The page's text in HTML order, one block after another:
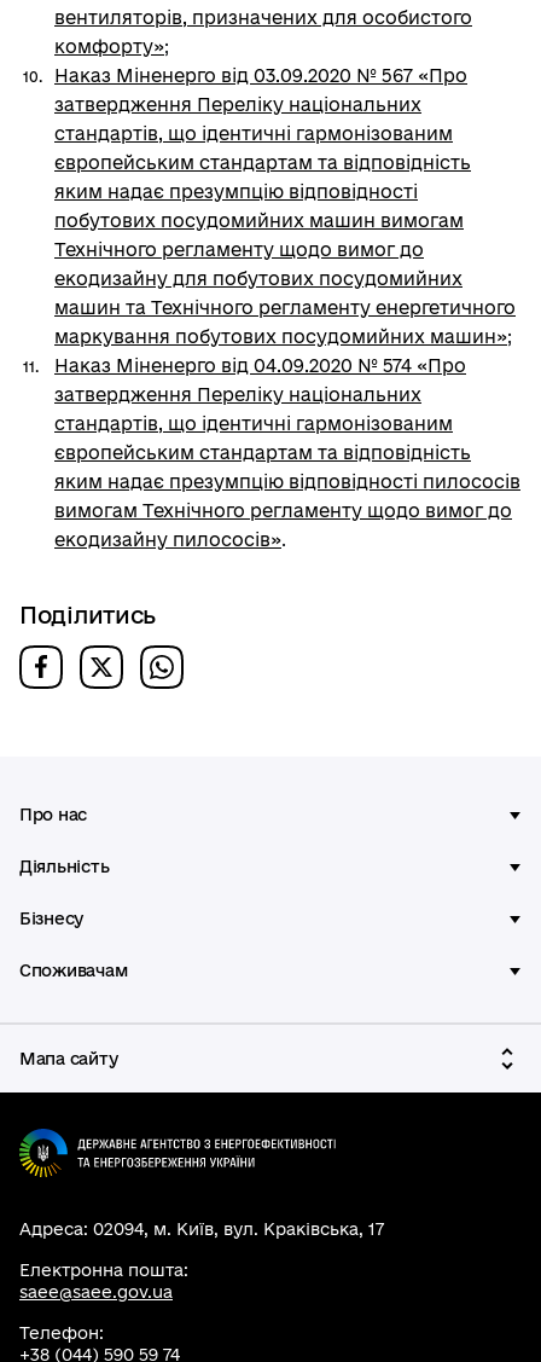
вентиляторів, призначених для особистого
комфорту»;
Наказ Міненерго від 03.09.2020 № 567 «Про
затвердження Переліку національних
стандартів, що ідентичні гармонізованим
європейським стандартам та відповідність
яким надає презумпцію відповідності
побутових посудомийних машин вимогам
Технічного регламенту щодо вимог до
екодизайну для побутових посудомийних
машин та Технічного регламенту енергетичного
маркування побутових посудомийних машин»;
Наказ Міненерго від 04.09.2020 № 574 «Про
затвердження Переліку національних
стандартів, що ідентичні гармонізованим
європейським стандартам та відповідність
яким надає презумпцію відповідності пилососів
вимогам Технічного регламенту щодо вимог до
екодизайну пилососів».
Поділитись
Про нас
Діяльність
Бізнесу
Споживачам
Мапа сайту
Адреса: 02094, м. Київ, вул. Краківська, 17
Електронна пошта:
saee@saee.gov.ua
Телефон:
+38 (044) 590 59 74